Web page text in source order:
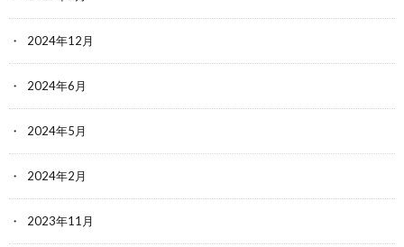
2024年12月
2024年6月
2024年5月
2024年2月
2023年11月